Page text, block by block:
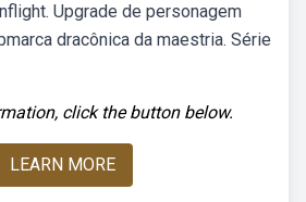
Upgrade de personagem
dracônica da maestria. Série
click the button below.
LEARN MORE